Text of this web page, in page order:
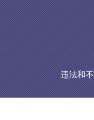
违法和